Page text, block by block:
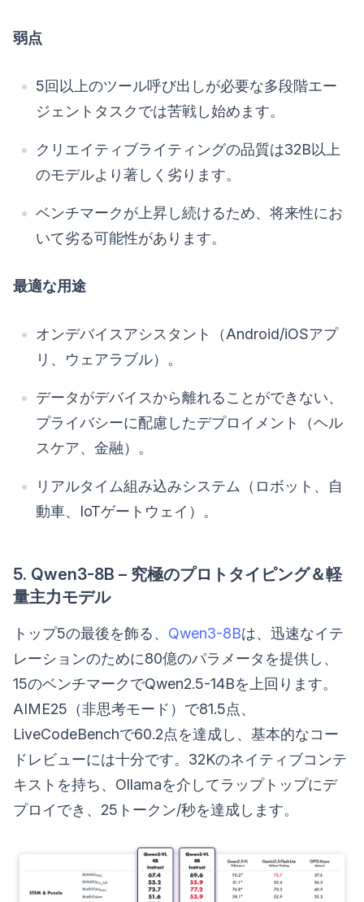
弱点
5回以上のツール呼び出しが必要な多段階エー
ジェントタスクでは苦戦し始めます。
クリエイティブライティングの品質は32B以上
のモデルより著しく劣ります。
ベンチマークが上昇し続けるため、将来性にお
いて劣る可能性があります。
最適な用途
オンデバイスアシスタント（Android/iOSアプ
リ、ウェアラブル）。
データがデバイスから離れることができない、
プライバシーに配慮したデプロイメント（ヘル
スケア、金融）。
リアルタイム組み込みシステム（ロボット、自
動車、IoTゲートウェイ）。
5. Qwen3-8B – 究極のプロトタイピング＆軽
量主力モデル
トップ5の最後を飾る、 Qwen3-8Bは、迅速なイテ
レーションのために80億のパラメータを提供し、
15のベンチマークでQwen2.5-14Bを上回ります。
AIME25（非思考モード）で81.5点、
LiveCodeBenchで60.2点を達成し、基本的なコー
ドレビューには十分です。32Kのネイティブコンテ
キストを持ち、Ollamaを介してラップトップにデ
プロイでき、25トークン/秒を達成します。